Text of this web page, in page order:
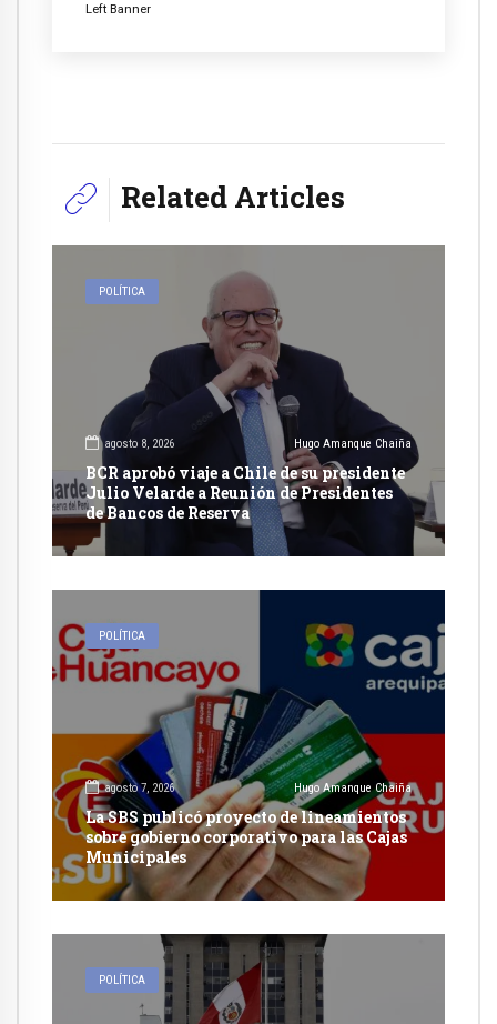
Left Banner
Related Articles
POLÍTICA
agosto 8, 2026 Hugo Amanque Chaiña
BCR aprobó viaje a Chile de su presidente
Julio Velarde a Reunión de Presidentes
de Bancos de Reserva
POLÍTICA
agosto 7, 2026 Hugo Amanque Chaiña
La SBS publicó proyecto de lineamientos
sobre gobierno corporativo para las Cajas
Municipales
POLÍTICA